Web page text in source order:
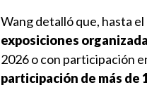
Wang detalló que, hasta
exposiciones
2026 o con participación
participación de más de